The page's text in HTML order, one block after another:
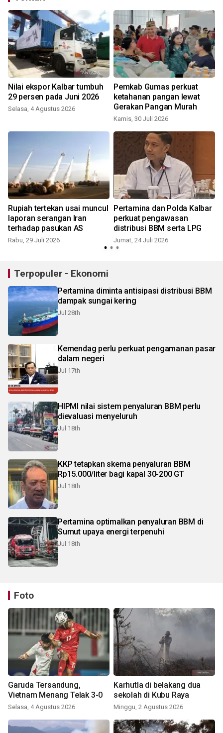
Nilai ekspor Kalbar tumbuh
29 persen pada Juni 2026
Selasa, 4 Agustus 2026
Pemkab Gumas perkuat
ketahanan pangan lewat
Gerakan Pangan Murah
Kamis, 30 Juli 2026
Rupiah tertekan usai muncul
laporan serangan Iran
terhadap pasukan AS
Rabu, 29 Juli 2026
Pertamina dan Polda Kalbar
perkuat pengawasan
distribusi BBM serta LPG
Jumat, 24 Juli 2026
Terpopuler - Ekonomi
Pertamina diminta antisipasi distribusi BBM
dampak sungai kering
Jul 28th
Kemendag perlu perkuat pengamanan pasar
dalam negeri
Jul 17th
HIPMI nilai sistem penyaluran BBM perlu
dievaluasi menyeluruh
Jul 18th
KKP tetapkan skema penyaluran BBM
Rp15.000/liter bagi kapal 30-200 GT
Jul 18th
Pertamina optimalkan penyaluran BBM di
Sumut upaya energi terpenuhi
Jul 18th
Foto
Garuda Tersandung,
Vietnam Menang Telak 3-0
Selasa, 4 Agustus 2026
Karhutla di belakang dua
sekolah di Kubu Raya
Minggu, 2 Agustus 2026